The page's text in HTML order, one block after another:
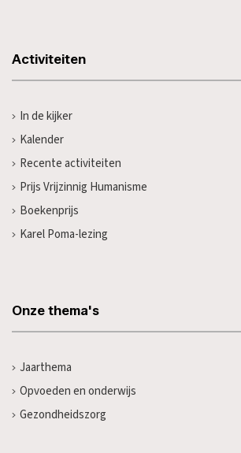
Activiteiten
In de kijker
Kalender
Recente activiteiten
Prijs Vrijzinnig Humanisme
Boekenprijs
Karel Poma-lezing
Onze thema's
Jaarthema
Opvoeden en onderwijs
Gezondheidszorg